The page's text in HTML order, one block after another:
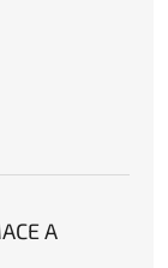
A